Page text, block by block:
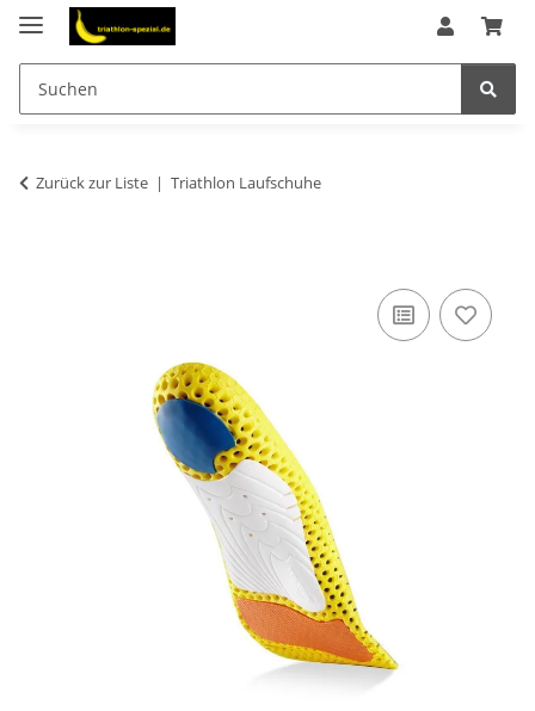
Zurück zur Liste Triathlon Laufschuhe